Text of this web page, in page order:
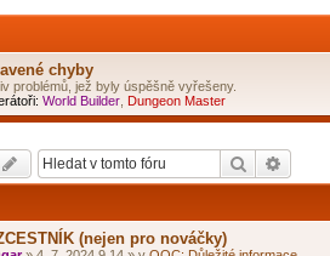
chyby
problémů, jež byly úspěšně vyřešeny.
World Builder Dungeon Master
Hledat
(nejen pro nováčky)